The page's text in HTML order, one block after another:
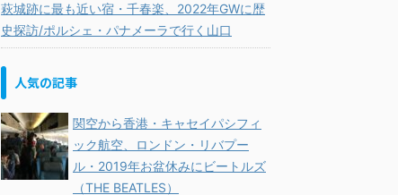
萩城跡に最も近い宿・千春楽、2022年GWに歴
史探訪/ポルシェ・パナメーラで行く山口
人気の記事
関空から香港・キャセイパシフィ
ック航空、ロンドン・リバプー
ル・2019年お盆休みにビートルズ
（THE BEATLES）